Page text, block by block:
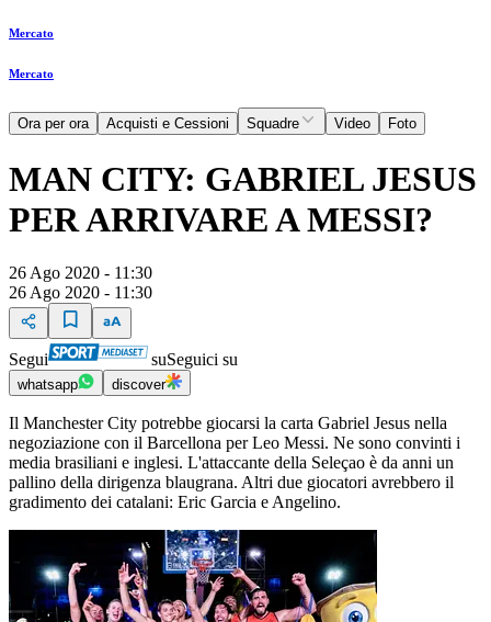
Mercato
Mercato
Ora per ora Acquisti e Cessioni Squadre Video Foto
MAN CITY: GABRIEL JESUS
PER ARRIVARE A MESSI?
26 Ago 2020 - 11:30
26 Ago 2020 - 11:30
Segui suSeguici su
whatsapp discover
Il Manchester City potrebbe giocarsi la carta Gabriel Jesus nella
negoziazione con il Barcellona per Leo Messi. Ne sono convinti i
media brasiliani e inglesi. L'attaccante della Seleçao è da anni un
pallino della dirigenza blaugrana. Altri due giocatori avrebbero il
gradimento dei catalani: Eric Garcia e Angelino.